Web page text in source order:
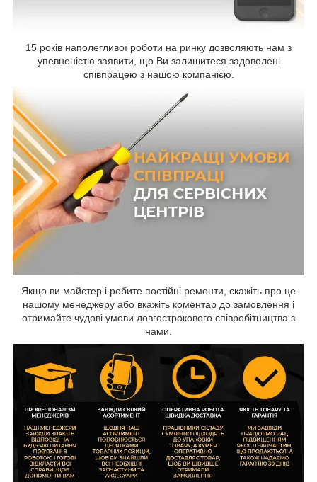
15 років наполегливої роботи на ринку дозволяють нам з
упевненістю заявити, що Ви залишитеся задоволені
співпрацею з нашою компанією.
Якщо ви майстер і робите постійні ремонти, скажіть про це
нашому менеджеру або вкажіть коментар до замовлення і
отримайте чудові умови довгострокового співробітництва з
нами.